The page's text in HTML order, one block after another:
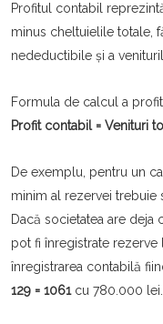
Profitul contabil
minus cheltuielile totale,
nedeductibile și a
Formula de calcul a
Profit contabil = Venituri
De exemplu, pentru un
minim al rezervei trebuie
Dacă societatea are
pot fi înregistrate
înregistrarea contabilă
129 = 1061cu 780.000 lei.